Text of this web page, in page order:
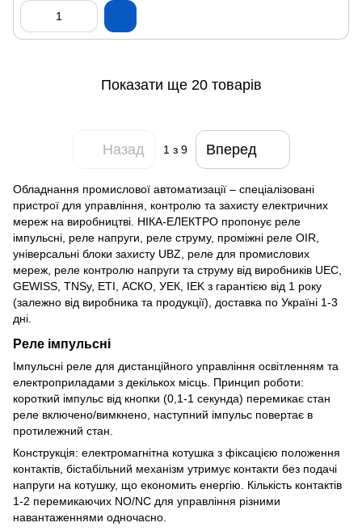
Показати ще 20 товарів
Назад 1 з 9 Вперед
Обладнання промислової автоматизації – спеціалізовані
пристрої для управління, контролю та захисту електричних
мереж на виробництві. НІКА-ЕЛЕКТРО пропонує реле
імпульсні, реле напруги, реле струму, проміжні реле OIR,
універсальні блоки захисту UBZ, реле для промислових
мереж, реле контролю напруги та струму від виробників UEC,
GEWISS, TNSy, ETI, АСКО, УЕК, IEK з гарантією від 1 року
(залежно від виробника та продукції), доставка по Україні 1-3
дні.
Реле імпульсні
Імпульсні реле для дистанційного управління освітленням та
електроприладами з декількох місць. Принцип роботи:
короткий імпульс від кнопки (0,1-1 секунда) перемикає стан
реле включено/вимкнено, наступний імпульс повертає в
протилежний стан.
Конструкція: електромагнітна котушка з фіксацією положення
контактів, бістабільний механізм утримує контакти без подачі
напруги на котушку, що економить енергію. Кількість контактів
1-2 перемикаючих NO/NC для управління різними
навантаженнями одночасно.